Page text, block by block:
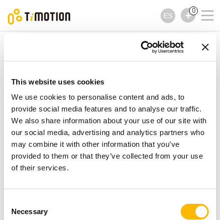
This website uses cookies
We use cookies to personalise content and ads, to
provide social media features and to analyse our traffic.
We also share information about your use of our site with
our social media, advertising and analytics partners who
may combine it with other information that you’ve
provided to them or that they’ve collected from your use
of their services.
Selection
Necessary
ES
0
Kits diseñados para oficinas de altura
Serie TEK12
Kits diseñados para oficinas de altura regulable